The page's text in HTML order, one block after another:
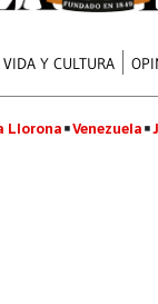
VIDA Y CULTURA
Llorona Venezuela